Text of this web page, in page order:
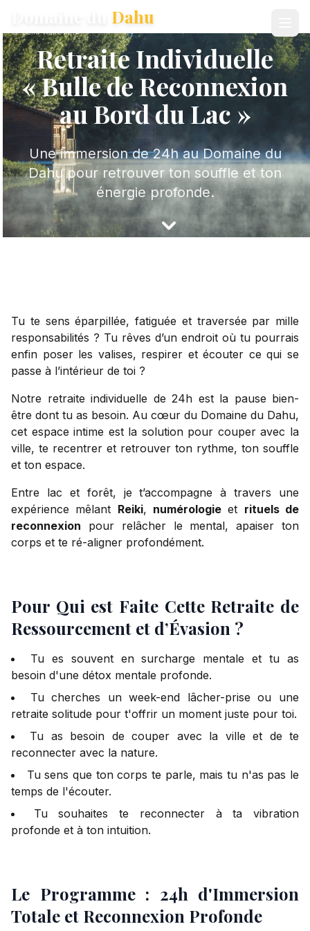
Dahu
ex-Dahu Wake Park
Retraite Individuelle
« Bulle de Reconnexion
au Bord du Lac »
Une immersion de 24h au Domaine du
Dahu pour retrouver ton souffle et ton
énergie profonde.
Tu te sens éparpillée, fatiguée et traversée par mille
responsabilités ? Tu rêves d’un endroit où tu pourrais
enfin poser les valises, respirer et écouter ce qui se
passe à l’intérieur de toi ?
Notre retraite individuelle de 24h est la pause bien-
être dont tu as besoin. Au cœur du Domaine du Dahu,
cet espace intime est la solution pour couper avec la
ville, te recentrer et retrouver ton rythme, ton souffle
et ton espace.
Entre lac et forêt, je t’accompagne à travers une
expérience mêlant Reiki, numérologie et rituels de
reconnexion pour relâcher le mental, apaiser ton
corps et te ré-aligner profondément.
Pour Qui est Faite Cette Retraite de
Ressourcement et d’Évasion ?
Tu es souvent en surcharge mentale et tu as
besoin d'une détox mentale profonde.
Tu cherches un week-end lâcher-prise ou une
retraite solitude pour t'offrir un moment juste pour toi.
Tu as besoin de couper avec la ville et de te
reconnecter avec la nature.
Tu sens que ton corps te parle, mais tu n'as pas le
temps de l'écouter.
Tu souhaites te reconnecter à ta vibration
profonde et à ton intuition.
Le Programme : 24h d'Immersion
Totale et Reconnexion Profonde